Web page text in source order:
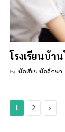
โรงเรียนบ้า
By นักเรียน นักศึกษา
1 2 Next